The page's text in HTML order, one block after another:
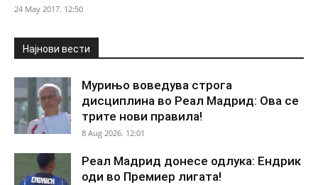
24 May 2017. 12:50
Најнови вести
Мурињо воведува строга
дисциплина во Реал Мадрид: Ова се
трите нови правила!
8 Aug 2026. 12:01
Реал Мадрид донесе одлука: Ендрик
оди во Премиер лигата!